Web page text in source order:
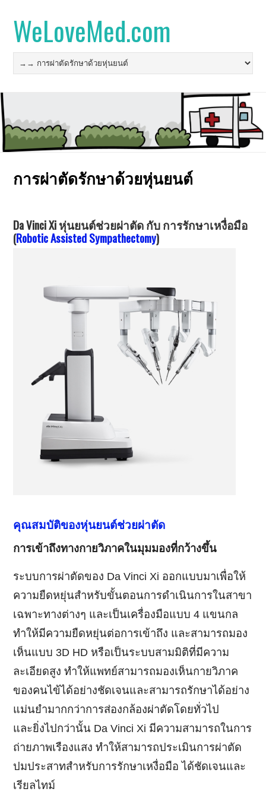
WeLoveMed.com
การผ่าตัดรักษาด้วยหุ่นยนต์
Da Vinci Xi หุ่นยนต์ช่วยผ่าตัด กับ การรักษาเหงื่อมือ
(Robotic Assisted Sympathectomy)
คุณสมบัติของหุ่นยนต์ช่วยผ่าตัด
การเข้าถึงทางกายวิภาคในมุมมองที่กว้างขึ้น
ระบบการผ่าตัดของ Da Vinci Xi ออกแบบมาเพื่อให้
ความยืดหยุ่นสำหรับขั้นตอนการดำเนินการในสาขา
เฉพาะทางต่างๆ และเป็นเครื่องมือแบบ 4 แขนกล
ทำให้มีความยืดหยุ่นต่อการเข้าถึง และสามารถมอง
เห็นแบบ 3D HD หรือเป็นระบบสามมิติที่มีความ
ละเอียดสูง ทำให้แพทย์สามารถมองเห็นกายวิภาค
ของคนไข้ได้อย่างชัดเจนและสามารถรักษาได้อย่าง
แม่นยำมากกว่าการส่องกล้องผ่าตัดโดยทั่วไป
และยิ่งไปกว่านั้น Da Vinci Xi มีความสามารถในการ
ถ่ายภาพเรืองแสง ทำให้สามารถประเมินการผ่าตัด
ปมประสาทสำหรับการรักษาเหงื่อมือ ได้ชัดเจนและ
เรียลไทม์